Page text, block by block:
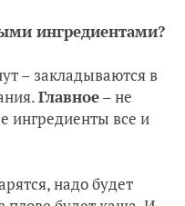
ингредиентами?
– закладываются в
Главное– не
ингредиенты все и
надо будет